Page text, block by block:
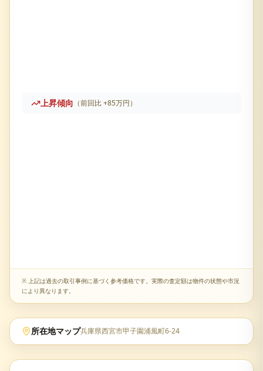
上昇傾向 （前回比+85万円）
※ 上記は過去の取引事例に基づく参考価格です。実際の査定額は物件の状態や市況
により異なります。
所在地マップ兵庫県西宮市甲子園浦風町6-24